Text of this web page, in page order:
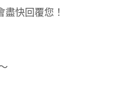
快回覆您！